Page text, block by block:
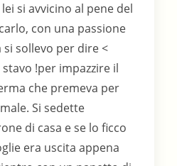
si avvicino al pene del
con una passione
sollevo per dire <
!per impazzire il
che premeva per
Si sedette
di casa e se lo ficco
era uscita appena